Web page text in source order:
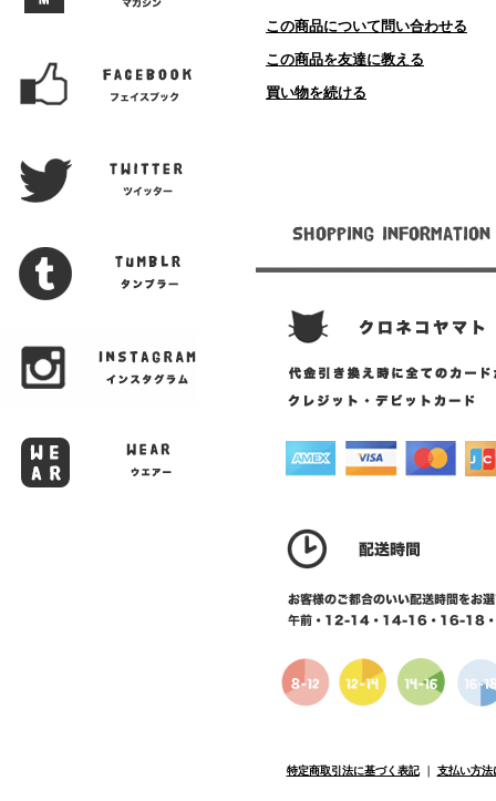
この商品について問い合わせる
この商品を友達に教える
買い物を続ける
特定商取引法に基づく表記｜ 支払い方法